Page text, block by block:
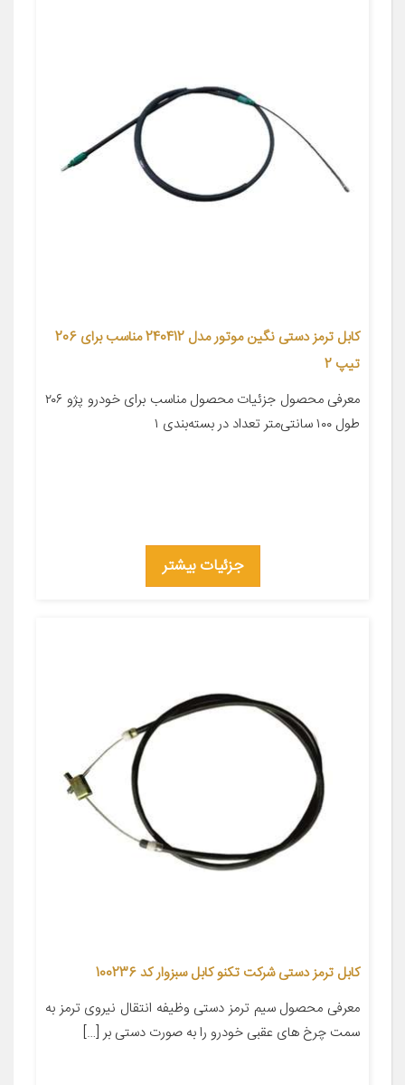
کابل ترمز دستی نگین موتور مدل 240412 مناسب برای 206
تیپ 2
معرفی محصول جزئیات محصول مناسب برای خودرو پژو ۲۰۶
طول ۱۰۰ سانتی‌متر تعداد در بسته‌بندی ۱
جزئیات بیشتر
کابل ترمز دستی شرکت تکنو کابل سبزوار کد 100236
معرفی محصول سیم ترمز دستی وظیفه انتقال نیروی ترمز به
سمت چرخ های عقبی خودرو را به صورت دستی بر […]